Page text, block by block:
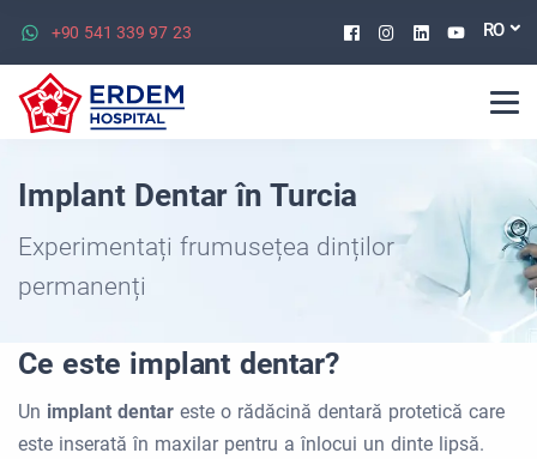
+90 541 339 97 23 Facebook
Instagram
Linkedin
RO
Implant Dentar în Turcia
Experimentați frumusețea dinților
permanenți
Ce este implant dentar?
Un implant dentar este o rădăcină dentară protetică care
este inserată în maxilar pentru a înlocui un dinte lipsă.